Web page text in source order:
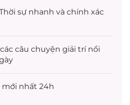
sự nhanh và chính xác
câu chuyện giải trínổi
mới nhất 24h